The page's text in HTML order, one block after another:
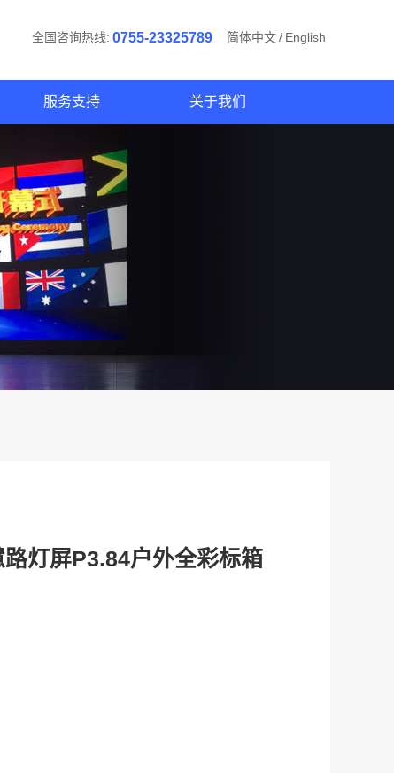
全国咨询热线: 0755-23325789 简体中文/ English
服务支持 关于我们
灯屏P3.84户外全彩标箱